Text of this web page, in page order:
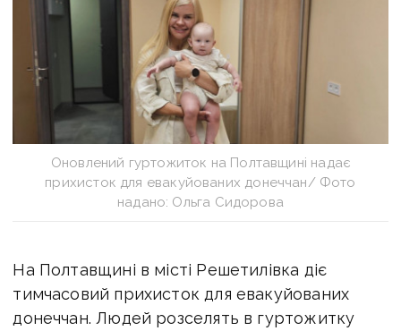
Оновлений гуртожиток на Полтавщині надає
прихисток для евакуйованих донеччан/ Фото
надано: Ольга Сидорова
На Полтавщині в місті Решетилівка діє
тимчасовий прихисток для евакуйованих
донеччан. Людей розселять в гуртожитку